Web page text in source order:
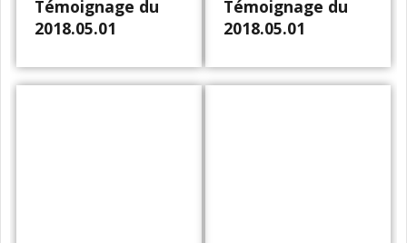
Témoignage du
2018.05.01
Témoignage du
2018.05.01